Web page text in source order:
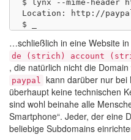
$ lynx --mime-
Location: http://
…schließlich in eine Website
de (strich) account
, die natürlich nicht die
paypal kann darüber nur bei
überhaupt keine technischen
sind wohl beinahe alle
Smartphone“. Jeder, der eine
beliebige Subdomains